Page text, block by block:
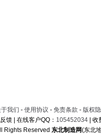
于我们 - 使用协议 - 免责条款 - 版权
反馈 | 在线客户QQ： 105452034 |
Rights Reserved东北制造网(东北